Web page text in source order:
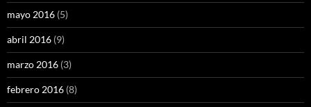
mayo 2016 (5)
abril 2016 (9)
marzo 2016 (3)
febrero 2016 (8)